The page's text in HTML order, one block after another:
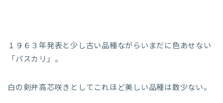
１９６３年発表と少し古い品種ながらいまだに色あせない
「パスカリ」。
白の剣弁高芯咲きとしてこれほど美しい品種は数少ない。